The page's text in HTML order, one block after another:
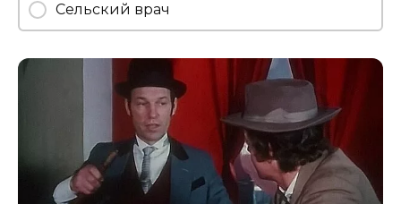
Сельский врач